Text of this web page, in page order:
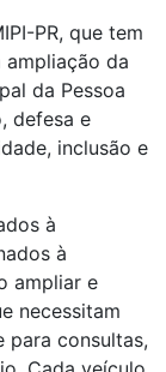
PR, que tem
da
da Pessoa
defesa e
inclusão e
à
à
ampliar e
necessitam
para consultas,